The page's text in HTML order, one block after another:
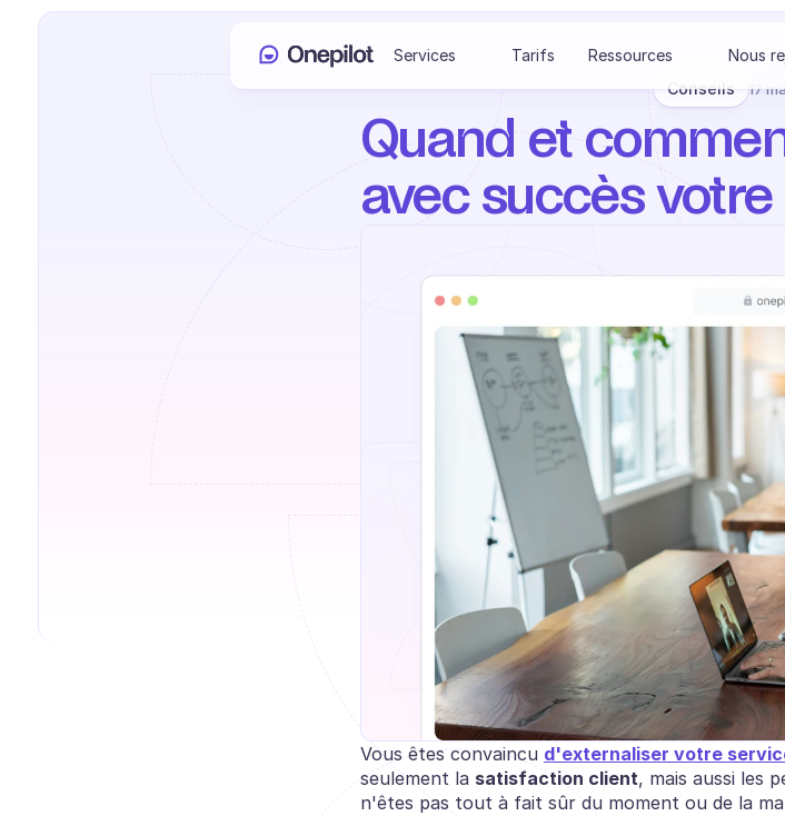
Services Tarifs Ressources Nous
Conseils
17
Quand et
avec succès
Vous êtes convaincu d'externaliser votre
seulement la satisfaction client, mais aussi les
n'êtes pas tout à fait sûr du moment ou de la